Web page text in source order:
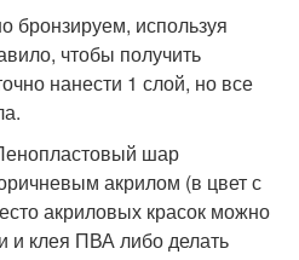
бронзируем, используя
чтобы получить
нанести 1 слой, но все
шар
акрилом (в цвет с
акриловых красок можно
и клея ПВА либо делать